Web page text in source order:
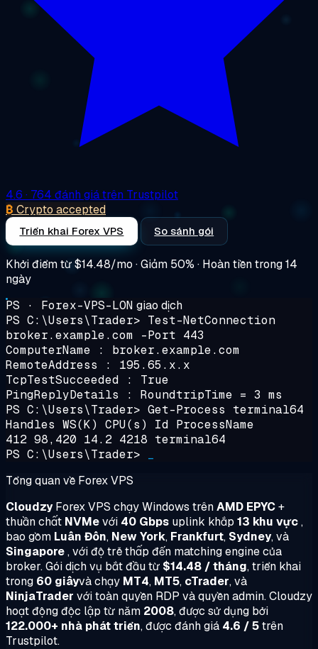
4.6 · 764 đánh giá trên Trustpilot
₿ Crypto accepted
Triển khai Forex VPS So sánh gói
Khởi điểm từ$14.48/mo · Giảm 50% · Hoàn tiền trong 14
ngày
PS · Forex-VPS-LON giao dịch
PS C:\Users\Trader> Test-NetConnection
broker.example.com -Port 443
ComputerName : broker.example.com
RemoteAddress : 195.65.x.x
TcpTestSucceeded : True
PingReplyDetails : RoundtripTime = 3 ms
PS C:\Users\Trader> Get-Process terminal64
Handles WS(K) CPU(s) Id ProcessName
412 98,420 14.2 4218 terminal64
PS C:\Users\Trader>
Tổng quan về Forex VPS
CloudzyForex VPS chạy Windows trênAMD EPYC+
thuần chất NVMevới 40 Gbps uplink khắp 13 khu vực,
bao gồm Luân Đôn, New York, Frankfurt, Sydney, và
Singapore, với độ trễ thấp đến matching engine của
broker. Gói dịch vụ bắt đầu từ $14.48 / tháng, triển khai
trong 60 giâyvà chạy MT4, MT5, cTrader, và
NinjaTrader với toàn quyền RDP và quyền admin. Cloudzy
hoạt động độc lập từ năm 2008, được sử dụng bởi
122.000+ nhà phát triển, được đánh giá 4.6 / 5trên
Trustpilot.